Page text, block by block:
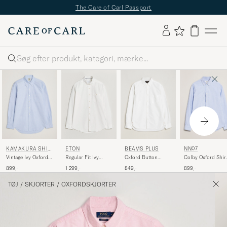
The Care of Carl Passport
Søg
KAMAKURA SHIR
TS
Vintage Ivy Oxford
Light Blue
899,-
ETON
Regular Fit Ivy
1 299,-
BEAMS PLUS
Oxford Button
849,-
NN07
Colby Oxford Shirt
899,-
TØJ / SKJORTER / OXFORDSKJORTER